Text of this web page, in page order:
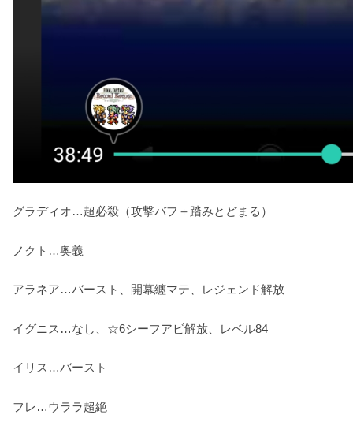
グラディオ…超必殺（攻撃バフ＋踏みとどまる）
ノクト…奥義
アラネア…バースト、開幕纏マテ、レジェンド解放
イグニス…なし、☆6シーフアビ解放、レベル84
イリス…バースト
フレ…ウララ超絶